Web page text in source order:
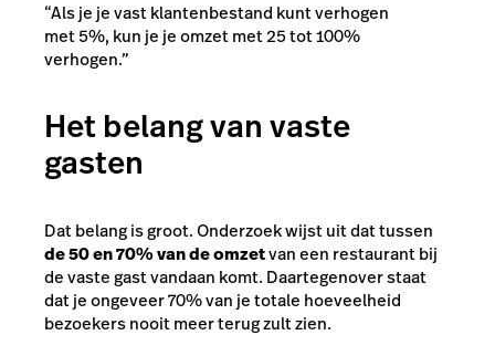
“Als je je vast klantenbestand kunt verhogen
met 5%, kun je je omzet met 25 tot 100%
verhogen.”
Het belang van vaste
gasten
Dat belang is groot. Onderzoek wijst uit dat tussen
de 50 en 70% van de omzetvan een restaurant bij
de vaste gast vandaan komt. Daartegenover staat
dat je ongeveer 70% van je totale hoeveelheid
bezoekers nooit meer terug zult zien.